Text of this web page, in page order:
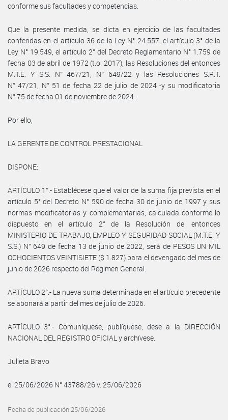
conforme sus facultades y competencias.
Que la presente medida, se dicta en ejercicio de las facultades
conferidas en el artículo 36 de la Ley N° 24.557, el artículo 3° de la
Ley N° 19.549, el artículo 2° del Decreto Reglamentario N° 1.759 de
fecha 03 de abril de 1972 (t.o. 2017), las Resoluciones del entonces
M.T.E. Y S.S. N° 467/21, N° 649/22 y las Resoluciones S.R.T.
N° 47/21, N° 51 de fecha 22 de julio de 2024 -y su modificatoria
N° 75 de fecha 01 de noviembre de 2024-.
Por ello,
LA GERENTE DE CONTROL PRESTACIONAL
DISPONE:
ARTÍCULO 1°.- Establécese que el valor de la suma fija prevista en el
artículo 5° del Decreto N° 590 de fecha 30 de junio de 1997 y sus
normas modificatorias y complementarias, calculada conforme lo
dispuesto en el artículo 2° de la Resolución del entonces
MINISTERIO DE TRABAJO, EMPLEO Y SEGURIDAD SOCIAL (M.T.E. Y
S.S.) N° 649 de fecha 13 de junio de 2022, será de PESOS UN MIL
OCHOCIENTOS VEINTISIETE ($ 1.827) para el devengado del mes de
junio de 2026 respecto del Régimen General.
ARTÍCULO 2°.- La nueva suma determinada en el artículo precedente
se abonará a partir del mes de julio de 2026.
ARTÍCULO 3°.- Comuníquese, publíquese, dese a la DIRECCIÓN
NACIONAL DEL REGISTRO OFICIAL y archívese.
Julieta Bravo
e. 25/06/2026 N° 43788/26 v. 25/06/2026
Fecha de publicación 25/06/2026